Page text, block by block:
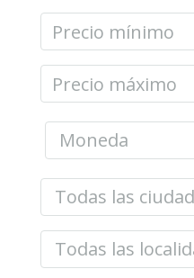
Moneda
Todas las
Todas las